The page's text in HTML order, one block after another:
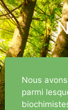
Nous
parmi